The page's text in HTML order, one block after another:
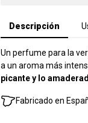
Descripción
Un perfume para la
a un aroma más
picante y lo
Fabricado en